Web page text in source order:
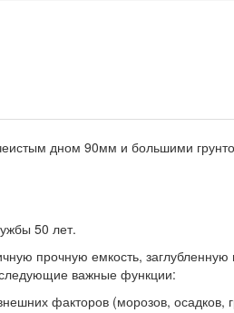
дном 90мм и большими
50 лет.
прочную емкость,
важные функции:
факторов (морозов, осадков,